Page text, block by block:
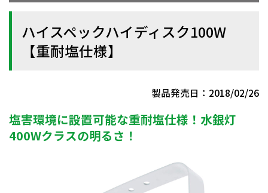
ハイスペックハイディスク100W
【重耐塩仕様】
製品発売日：2018/02/26
塩害環境に設置可能な重耐塩仕様！水銀灯
400Wクラスの明るさ！